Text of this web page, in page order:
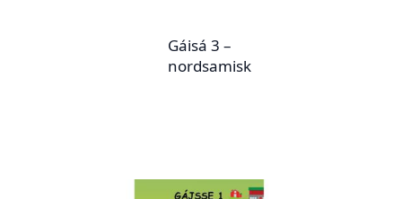
Gáisá 3 –
nordsamisk